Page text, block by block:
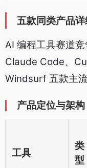
五款同类产品
AI 编程工具赛道
Claude Code、
Windsurf 五款主
产品定位与架构
工具
类
型